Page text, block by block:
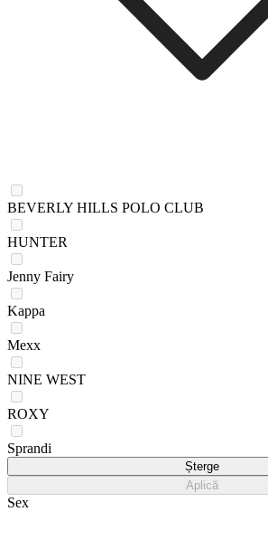
BEVERLY HILLS POLO CLUB
HUNTER
Jenny Fairy
Kappa
Mexx
NINE WEST
ROXY
Sprandi
Șterge
Aplică
Sex